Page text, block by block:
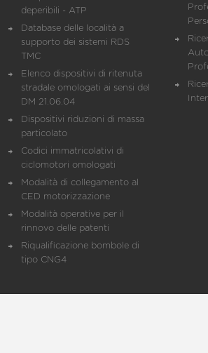
deperibili - ATP
Database delle località a
supporto dei sistemi RDS
TMC
Elenco dispositivi di ritenuta
stradale omologati ai sensi del
DM 21.06.04
Dispositivi riduzioni di massa
particolato
Codici immatricolativi di
ciclomotori omologati
Modalità di collegamento al
CED motorizzazione
Modalità operative per il
rinnovo delle patenti
Riqualificazione bombole di
tipo CNG4